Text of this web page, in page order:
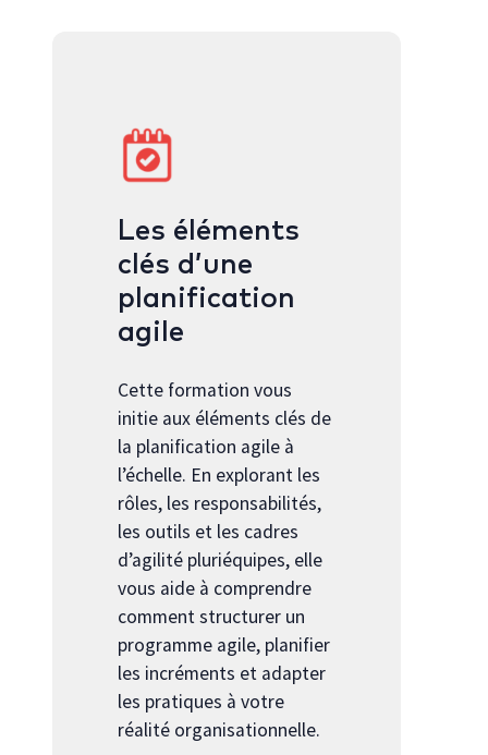
Les éléments
clés d’une
planification
agile
Cette formation vous
initie aux éléments clés de
la planification agile à
l’échelle. En explorant les
rôles, les responsabilités,
les outils et les cadres
d’agilité pluriéquipes, elle
vous aide à comprendre
comment structurer un
programme agile, planifier
les incréments et adapter
les pratiques à votre
réalité organisationnelle.